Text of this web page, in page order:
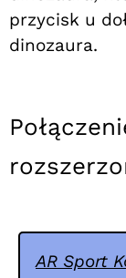
przycisk u
dinozaura.
AR Sport